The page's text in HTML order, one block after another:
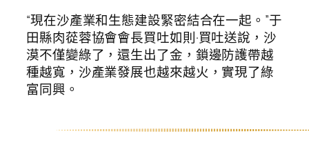
“現在沙產業和生態建設緊密結合在一起。”于
田縣肉蓯蓉協會會長買吐如則·買吐送說，沙
漠不僅變綠了，還生出了金，鎖邊防護帶越
種越寬，沙產業發展也越來越火，實現了綠
富同興。